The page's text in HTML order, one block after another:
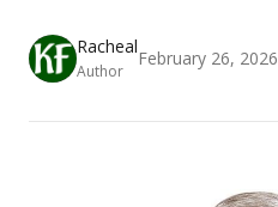
Racheal
Author
February 26, 2026